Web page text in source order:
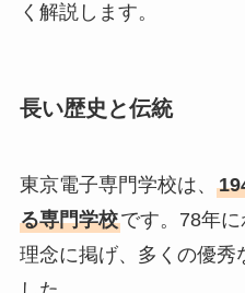
く解説します。
長い歴史と伝統
東京電子専門学校は、
る専門学校です。78年
理念に掲げ、多くの優秀